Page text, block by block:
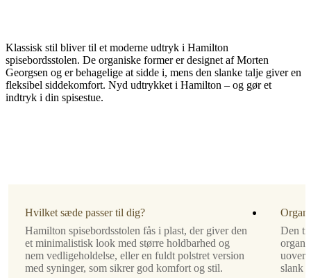
sand
Bologna
stof
3254
Designet
Klassisk stil bliver til et moderne udtryk i Hamilton
spisebordsstolen. De organiske former er designet af Morten
Georgsen og er behagelige at sidde i, mens den slanke talje giver en
fleksibel siddekomfort. Nyd udtrykket i Hamilton – og gør et
indtryk i din spisestue.
Hvilket sæde passer til dig?
Hamilton spisebordsstolen fås i plast, der giver den
et minimalistisk look med større holdbarhed og
nem vedligeholdelse, eller en fuldt polstret version
med syninger, som sikrer god komfort og stil.
Den
slank